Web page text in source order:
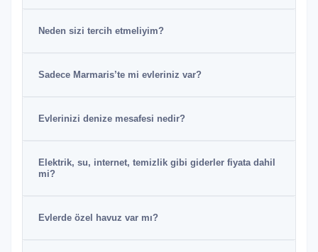
Neden sizi tercih etmeliyim?
Sadece Marmaris’te mi evleriniz var?
Evlerinizi denize mesafesi nedir?
Elektrik, su, internet, temizlik gibi giderler fiyata dahil
mi?
Evlerde özel havuz var mı?